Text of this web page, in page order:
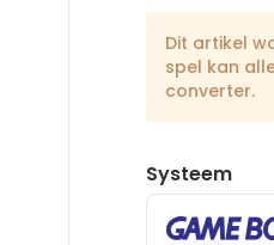
Dit artikel
spel kan
converter.
Systeem